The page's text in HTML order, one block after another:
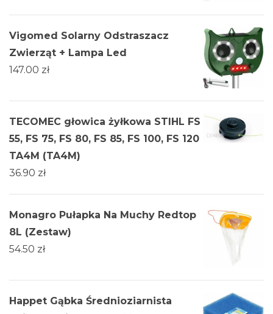
Vigomed Solarny Odstraszacz
Zwierząt + Lampa Led
147.00 zł
TECOMEC głowica żyłkowa STIHL FS
55, FS 75, FS 80, FS 85, FS 100, FS 120
TA4M (TA4M)
36.90 zł
Monagro Pułapka Na Muchy Redtop
8L (Zestaw)
54.50 zł
Happet Gąbka Średnioziarnista